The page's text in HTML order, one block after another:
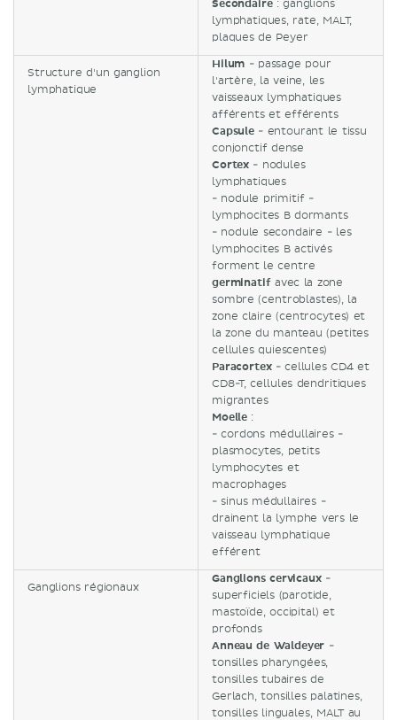
Secondaire: ganglions
lymphatiques, rate, MALT,
plaques de Peyer
Structure d'un ganglion
lymphatique
Hilum - passage pour
l'artère, la veine, les
vaisseaux lymphatiques
afférents et efférents
Capsule- entourant le tissu
conjonctif dense
Cortex - nodules
lymphatiques
- nodule primitif -
lymphocites B dormants
- nodule secondaire - les
lymphocites B activés
forment le centre
germinatifavec la zone
sombre (centroblastes), la
zone claire (centrocytes) et
la zone du manteau (petites
cellules quiescentes)
Paracortex- cellules CD4 et
CD8-T, cellules dendritiques
migrantes
Moelle :
- cordons médullaires -
plasmocytes, petits
lymphocytes et
macrophages
- sinus médullaires -
drainent la lymphe vers le
vaisseau lymphatique
efférent
Ganglions régionaux
Ganglions cervicaux-
superficiels (parotide,
mastoïde, occipital) et
profonds
Anneau de Waldeyer -
tonsilles pharyngées,
tonsilles tubaires de
Gerlach, tonsilles palatines,
tonsilles linguales, MALT au